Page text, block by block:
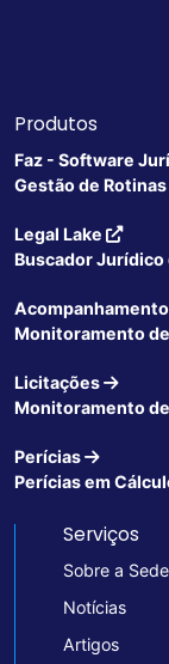
Produtos
Faz - Software
Gestão de
Legal Lake
Buscador Jurídico
Monitoramento
Licitações
Monitoramento
Perícias
Perícias em
Serviços
Sobre a
Notícias
Artigos